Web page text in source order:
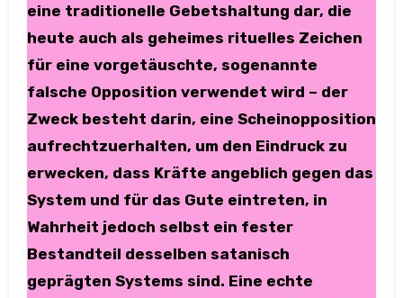
eine traditionelle Gebetshaltung dar, die
heute auch als geheimes rituelles Zeichen
für eine vorgetäuschte, sogenannte
falsche Opposition verwendet wird – der
Zweck besteht darin, eine Scheinopposition
aufrechtzuerhalten, um den Eindruck zu
erwecken, dass Kräfte angeblich gegen das
System und für das Gute eintreten, in
Wahrheit jedoch selbst ein fester
Bestandteil desselben satanisch
geprägten Systems sind. Eine echte